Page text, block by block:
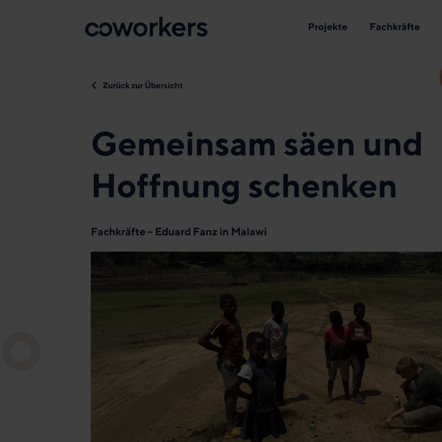
Projekte Fachkräfte
Zurück zur Übersicht
Gemeinsam säen und
Hoffnung schenken
Fachkräfte – Eduard Fanz in Malawi